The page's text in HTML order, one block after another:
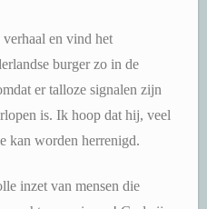
en vind het
burger zo in de
er talloze signalen zijn
is. Ik hoop dat hij, veel
kan worden herrenigd.
inzet van mensen die